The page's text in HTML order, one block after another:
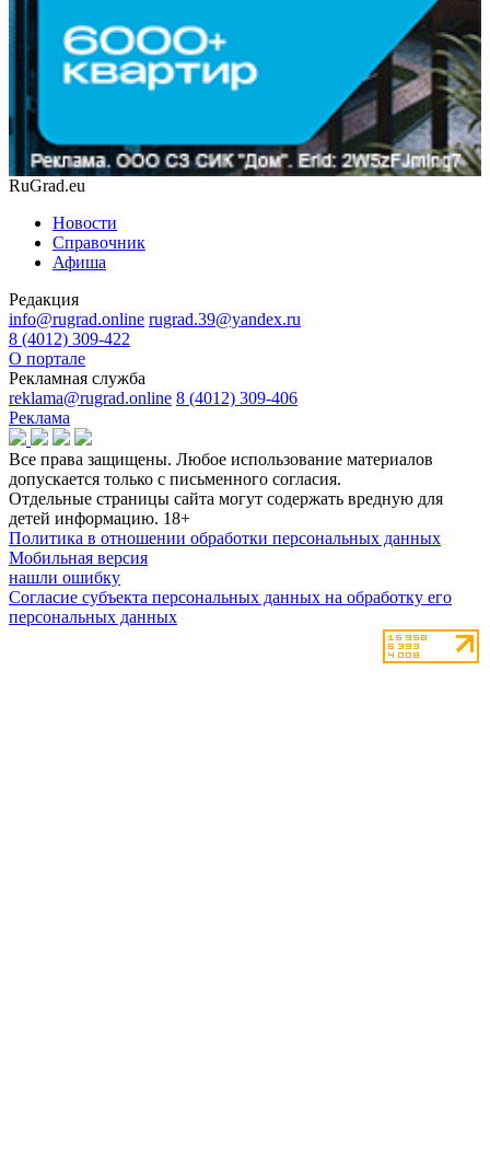
RuGrad.eu
Новости
Справочник
Афиша
Редакция
info@rugrad.online rugrad.39@yandex.ru
8 (4012) 309-422
О портале
Рекламная служба
reklama@rugrad.online 8 (4012) 309-406
Реклама
Все права защищены. Любое использование материалов
допускается только с письменного согласия.
Отдельные страницы сайта могут содержать вредную для
детей информацию. 18+
Политика в отношении обработки персональных данных
Мобильная версия
нашли ошибку
Согласие субъекта персональных данных на обработку его
персональных данных